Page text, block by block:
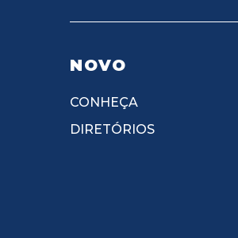
NOVO
CONHEÇA
DIRETÓRIOS